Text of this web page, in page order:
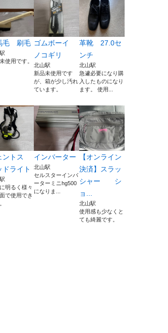
毛 刷毛
使用です。
ゴムボーイ
ノコギリ
北山駅
新品未使用です
が、箱が少し汚れ
ています。
革靴 27.0セ
ンチ
北山駅
急遽必要になり購
入したものになり
ます。 使用...
ントス
ドライト
明るく様々
で使用でき
インバーター
北山駅
セルスターインバ
ーターミニhg500
になりま...
【オンライン
決済】スラッ
シャー シ
ョ...
北山駅
使用感も少なくと
ても綺麗です。